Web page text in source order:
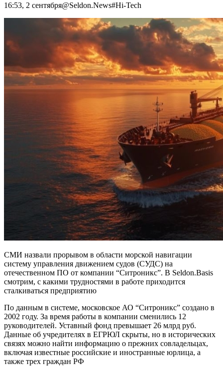
16:53, 2 сентября@Seldon.News#Hi-Tech
СМИ назвали прорывом в области морской навигации
систему управления движением судов (СУДС) на
отечественном ПО от компании “Ситроникс”. В Seldon.Basis
смотрим, с какими трудностями в работе приходится
сталкиваться предприятию
По данным в системе, московское АО “Ситроникс” создано в
2002 году. За время работы в компании сменились 12
руководителей. Уставный фонд превышает 26 млрд руб.
Данные об учредителях в ЕГРЮЛ скрыты, но в исторических
связях можно найти информацию о прежних совладельцах,
включая известные российские и иностранные юрлица, а
также трех граждан РФ